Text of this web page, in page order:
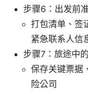
步骤6：出发前
打包清单、签
紧急联系人信
步骤7：旅途中
保存关键票据
险公司